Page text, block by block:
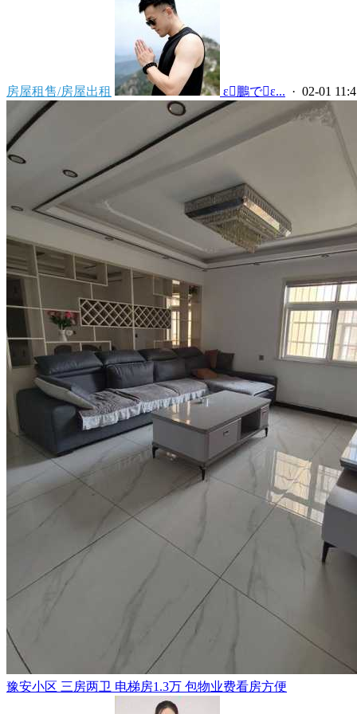
房屋租售/房屋出租  ε鵬でε... · 02-01
豫安小区 三房两卫 电梯房1.3万 包物业费看房方便